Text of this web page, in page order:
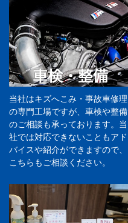
当社はキズへこみ・事故車修理
の専門工場ですが、車検や整備
のご相談も承っております。当
社では対応できないこともアド
バイスや紹介ができますので、
こちらもご相談ください。